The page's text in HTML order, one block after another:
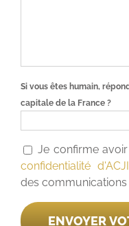
Si vous êtes humain,
capitale de la France ?
Je confirme
confidentialité
des communications